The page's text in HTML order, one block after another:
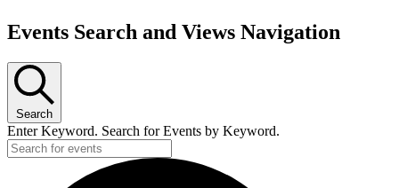
Events Search and Views Navigation
Search
Enter Keyword. Search for Events by Keyword.